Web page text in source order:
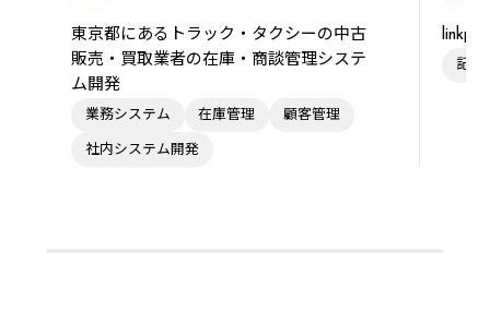
東京都にあるトラック・タクシーの中古
販売・買取業者の在庫・商談管理システ
ム開発
業務システム 在庫管理 顧客管理
社内システム開発
記事